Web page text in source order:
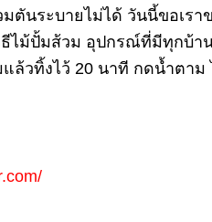
ตันระบายไม่ได้ วันนี้ขอเร
ธีไม้ปั้มส้วม อุปกรณ์ที่มีทุกบ้
ล้วทิ้งไว้ 20 นาที กดน้ำตาม